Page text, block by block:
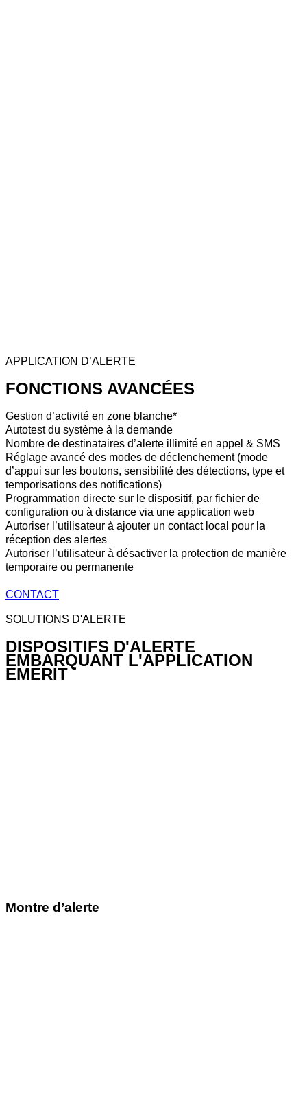
APPLICATION D’ALERTE
FONCTIONS AVANCÉES
Gestion d’activité en zone blanche*
Autotest du système à la demande
Nombre de destinataires d’alerte illimité en appel & SMS
Réglage avancé des modes de déclenchement (mode
d’appui sur les boutons, sensibilité des détections, type et
temporisations des notifications)
Programmation directe sur le dispositif, par fichier de
configuration ou à distance via une application web
Autoriser l’utilisateur à ajouter un contact local pour la
réception des alertes
Autoriser l’utilisateur à désactiver la protection de manière
temporaire ou permanente
CONTACT
SOLUTIONS D'ALERTE
DISPOSITIFS D'ALERTE
EMBARQUANT L'APPLICATION
EMERIT
Montre d’alerte